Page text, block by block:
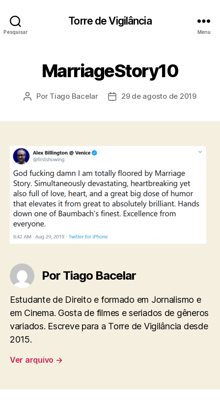
Pesquisar
Torre de Vigilância
Menu
MarriageStory10
Autor
Por Tiago Bacelar
Data29 de agosto de 2019
Por Tiago Bacelar
Estudante de Direito e formado em Jornalismo e
em Cinema. Gosta de filmes e seriados de gêneros
variados. Escreve para a Torre de Vigilância desde
2015.
Ver arquivo →